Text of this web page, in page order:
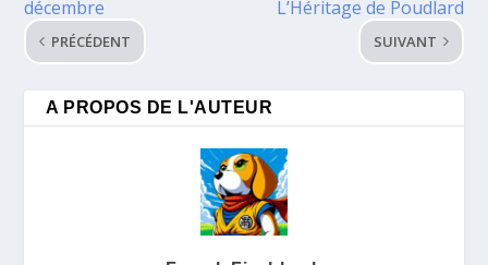
décembre
PRÉCÉDENT
L’Héritage de Poudlard
SUIVANT
A PROPOS DE L'AUTEUR